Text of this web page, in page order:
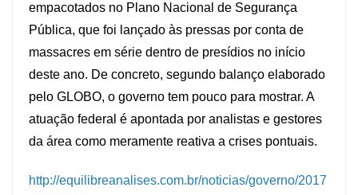
empacotados no Plano Nacional de Segurança
Pública, que foi lançado às pressas por conta de
massacres em série dentro de presídios no início
deste ano. De concreto, segundo balanço elaborado
pelo GLOBO, o governo tem pouco para mostrar. A
atuação federal é apontada por analistas e gestores
da área como meramente reativa a crises pontuais.
http://equilibreanalises.com.br/noticias/governo/2017